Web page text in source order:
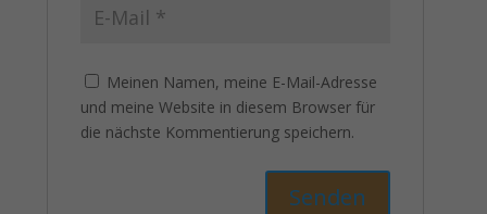
Meinen Namen, meine E-Mail-Adresse
und meine Website in diesem Browser für
die nächste Kommentierung speichern.